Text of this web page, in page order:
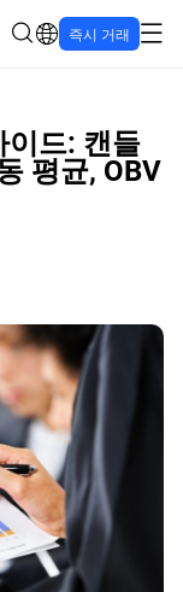
즉시 거래
이드: 캔들
평균, OBV